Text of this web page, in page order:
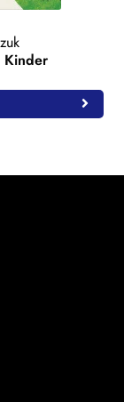
Kinder